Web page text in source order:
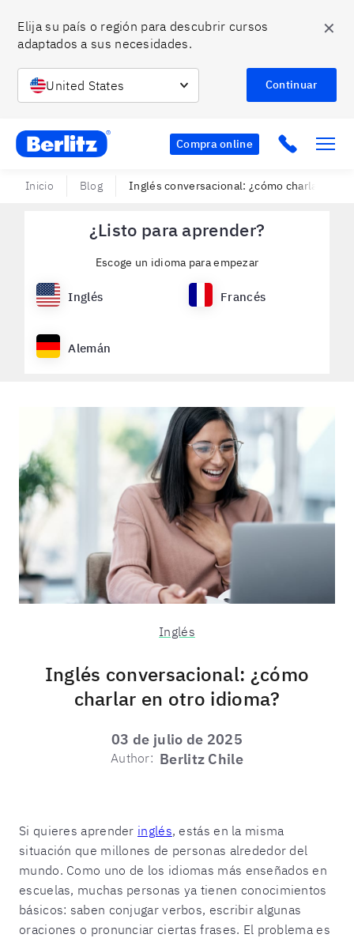
Elija su país o región para descubrir cursos
adaptados a sus necesidades.
United States Continuar
✕
Berlitz Chile Compra online Click to
Inicio Blog Inglés conversacional: ¿cómo charlar en
¿Listo para aprender?
Escoge un idioma para empezar
Inglés Francés
Alemán
Inglés
Inglés conversacional: ¿cómo
charlar en otro idioma?
03 de julio de 2025
Author: Berlitz Chile
Si quieres aprender inglés, estás en la misma
situación que millones de personas alrededor del
mundo. Como uno de los idiomas más enseñados en
escuelas, muchas personas ya tienen conocimientos
básicos: saben conjugar verbos, escribir algunas
oraciones o pronunciar ciertas frases. El problema es